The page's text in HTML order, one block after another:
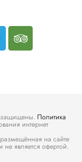
Политика
интернет
на сайте
является офертой.